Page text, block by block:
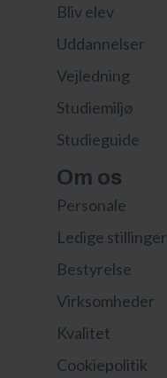
Bliv elev
Uddannelser
Vejledning
Studiemiljø
Studieguide
Om os
Personale
Ledige stillinger
Bestyrelse
Virksomheder
Kvalitet
Cookiepolitik